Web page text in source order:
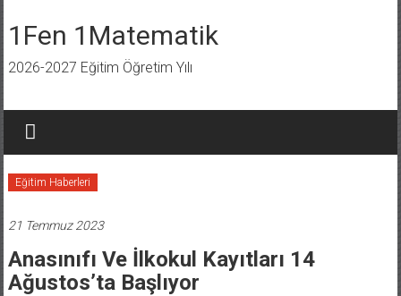
geç
1Fen 1Matematik
2026-2027 Eğitim Öğretim Yılı
Eğitim Haberleri
21 Temmuz 2023
Anasınıfı Ve İlkokul Kayıtları 14
Ağustos’ta Başlıyor